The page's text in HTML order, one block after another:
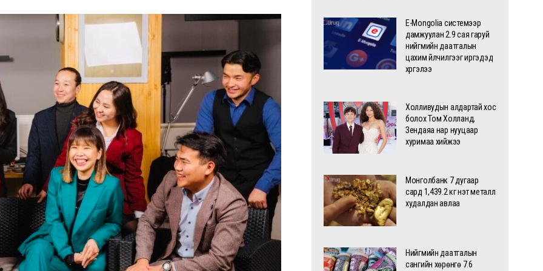
E-Mongolia системээр
дамжуулан 2.9 сая гаруй
нийгмийн даатгалын
цахим үйлчилгээг иргэдэд
хүргэлээ
Холливудын алдартай хос
болох Том Холланд,
Зендаяа нар нууцаар
хуримаа хийжээ
Монголбанк 7 дугаар
сард 1,439.2 кг үнэт металл
худалдан авлаа
Нийгмийн даатгалын
сангийн хөрөнгө 7.6